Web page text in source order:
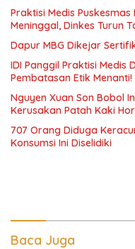
Praktisi Medis Puskesmas
Meninggal, Dinkes Turun
Dapur MBG Dikejar
IDI Panggil Praktisi Medis
Pembatasan Etik Menanti!
Nguyen Xuan Son Bobol
Kerusakan Patah Kaki
707 Orang Diduga
Konsumsi Ini Diselidiki
Baca Juga